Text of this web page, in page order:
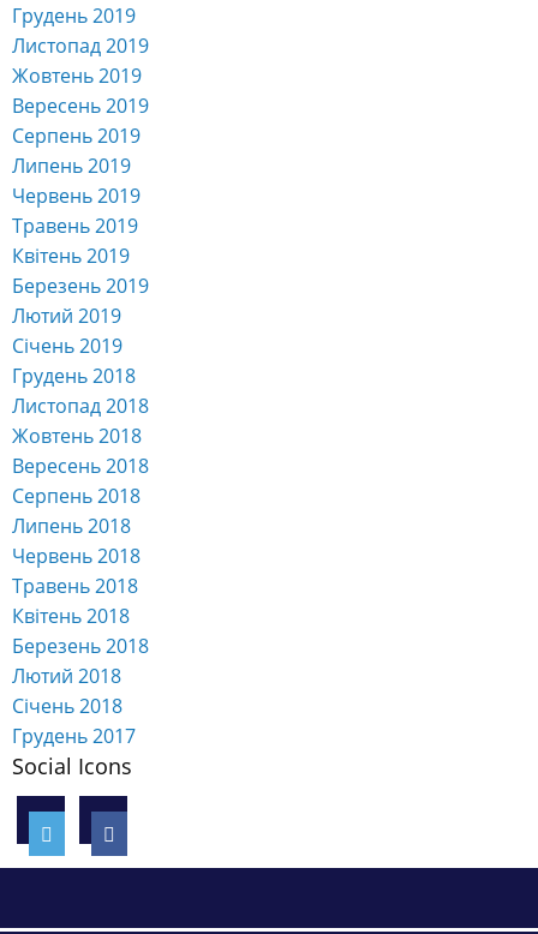
Грудень 2019
Листопад 2019
Жовтень 2019
Вересень 2019
Серпень 2019
Липень 2019
Червень 2019
Травень 2019
Квітень 2019
Березень 2019
Лютий 2019
Січень 2019
Грудень 2018
Листопад 2018
Жовтень 2018
Вересень 2018
Серпень 2018
Липень 2018
Червень 2018
Травень 2018
Квітень 2018
Березень 2018
Лютий 2018
Січень 2018
Грудень 2017
Social Icons